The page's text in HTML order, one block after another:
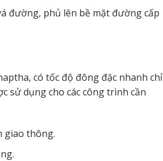
đường, phủ lên bề mặt đường cấp
có tốc độ đông đặc nhanh chỉ
sử dụng cho các công trình cần
giao thông.